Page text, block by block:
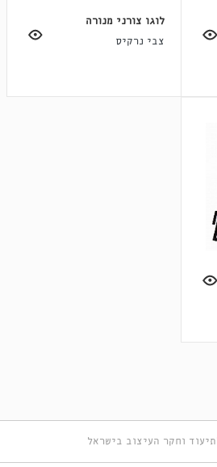
לוגו צורני מנורה
צבי נרקיס
וחקר העיצוב בישראל